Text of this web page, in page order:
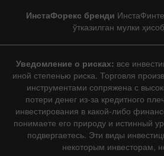
ИнстаФорекс бренди
ўтказилган мулки
Уведомление о рисках: все
иной степенью риска. Торговля
инструментами сопряжена с
потери денег из-за кредитного
инвестирования в какой-либо
понимаете его природу и истинный
подвергаетесь. Эти виды
некоторым инвесторам,